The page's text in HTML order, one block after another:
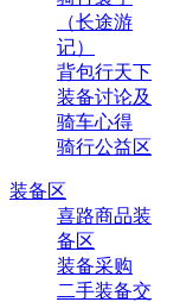
（长途游
记）
背包行天下
装备讨论及
骑车心得
骑行公益区
装备区
喜路商品装
备区
装备采购
二手装备交